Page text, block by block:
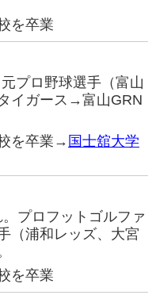
を卒業
プロ野球選手（富山
イガース→富山GRN
を卒業→ 国士舘大学
プロフットゴルファ
（浦和レッズ、大宮
を卒業